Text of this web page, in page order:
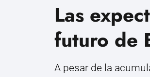
Las
futuro de
A pesar de la